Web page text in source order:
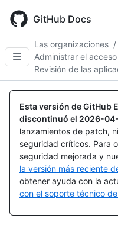
main
GitHub Docs
Las organizaciones /
Administrar el
Revisión de las
Esta versión de GitHub
discontinuó el 2026-
lanzamientos de patch,
seguridad críticos. Para
seguridad mejorada y
la versión más reciente
obtener ayuda con la
con el soporte técnico